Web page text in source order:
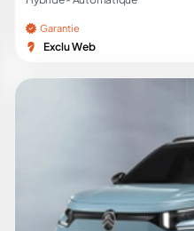
Garantie
Exclu Web